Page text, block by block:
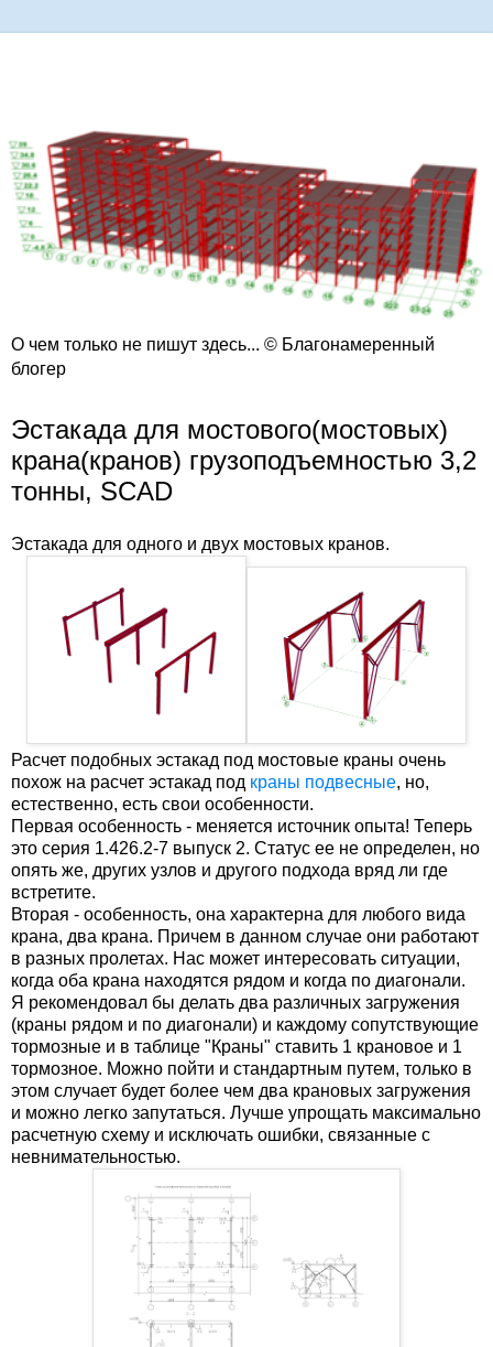
О чем только не пишут здесь... © Благонамеренный
блогер
Эстакада для мостового(мостовых)
крана(кранов) грузоподъемностью 3,2
тонны, SCAD
Эстакада для одного и двух мостовых кранов.
Расчет подобных эстакад под мостовые краны очень
похож на расчет эстакад под краны подвесные, но,
естественно, есть свои особенности.
Первая особенность - меняется источник опыта! Теперь
это серия 1.426.2-7 выпуск 2. Статус ее не определен, но
опять же, других узлов и другого подхода вряд ли где
встретите.
Вторая - особенность, она характерна для любого вида
крана, два крана. Причем в данном случае они работают
в разных пролетах. Нас может интересовать ситуации,
когда оба крана находятся рядом и когда по диагонали.
Я рекомендовал бы делать два различных загружения
(краны рядом и по диагонали) и каждому сопутствующие
тормозные и в таблице "Краны" ставить 1 крановое и 1
тормозное. Можно пойти и стандартным путем, только в
этом случает будет более чем два крановых загружения
и можно легко запутаться. Лучше упрощать максимально
расчетную схему и исключать ошибки, связанные с
невнимательностью.